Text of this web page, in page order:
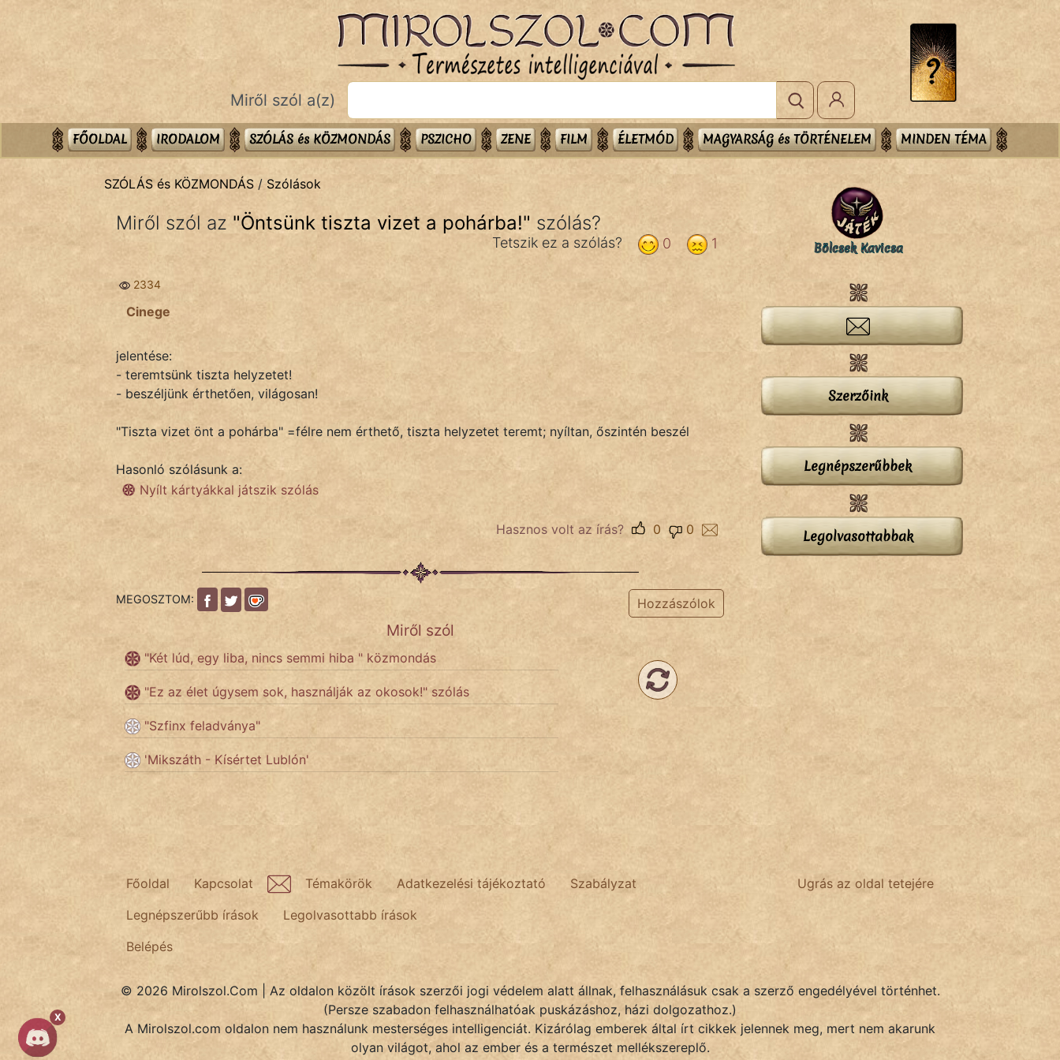
X
Bibliai
Közmondások
Szóláscsoportok
KÖZMONDÁS
FILM
Népszerű szerzőink:
fantom
Láron Ádám
vörös ördög
nagyöreg
Miről szól a(z)
FŐOLDAL IRODALOM SZÓLÁS és KÖZMONDÁS PSZICHO ZENE FILM ÉLETMÓD MAGYARSÁG és TÖRTÉNELEM MINDEN TÉMA
SZÓLÁS és KÖZMONDÁS / Szólások
Miről szól az "Öntsünk tiszta vizet a pohárba!" szólás?
1
0
Tetszik ez a szólás?
2334
Cinege
jelentése:
- teremtsünk tiszta helyzetet!
- beszéljünk érthetően, világosan!
"Tiszta vizet önt a pohárba" =félre nem érthető, tiszta helyzetet teremt; nyíltan, őszintén beszél
Hasonló szólásunk a:
Nyílt kártyákkal játszik szólás
Hasznos volt az írás? 0
0
MEGOSZTOM: Hozzászólok
Miről szól
"Két lúd, egy liba, nincs semmi hiba " közmondás
"Ez az élet úgysem sok, használják az okosok!" szólás
"Szfinx feladványa"
'Mikszáth - Kísértet Lublón'
Bölcsek Kavicsa
Szerzőink
Legnépszerűbbek
Legolvasottabbak
Ugrás az oldal tetejére
Főoldal Kapcsolat Témakörök Adatkezelési tájékoztató
Szabályzat
Legnépszerűbb írások
Legolvasottabb írások
Belépés
© 2026 Mirolszol.Com | Az oldalon közölt írások szerzői jogi védelem alatt állnak, felhasználásuk csak a szerző engedélyével történhet.
(Persze szabadon felhasználhatóak puskázáshoz, házi dolgozathoz.)
A Mirolszol.com oldalon nem használunk mesterséges intelligenciát. Kizárólag emberek által írt cikkek jelennek meg, mert nem akarunk
olyan világot, ahol az ember és a természet mellékszereplő.